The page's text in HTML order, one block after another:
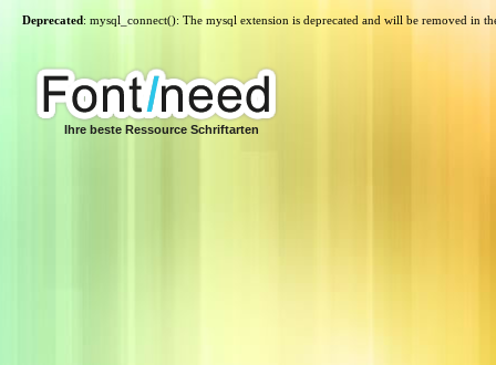
Deprecated: mysql_connect(): The mysql extension is deprecated and will be removed in
Ihre beste Ressource Schriftarten